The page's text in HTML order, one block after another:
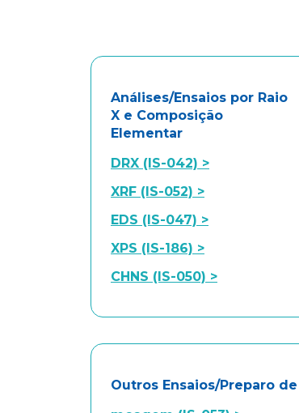
Análises/Ensaios por Raio
X e Composição
Elementar
DRX (IS-042) >
XRF (IS-052) >
EDS (IS-047) >
XPS (IS-186) >
CHNS (IS-050) >
Outros Ensaios/Preparo